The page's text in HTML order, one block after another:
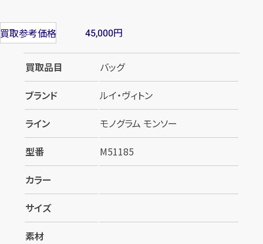
買取参考価格 45,000円
買取品目
バッグ
ブランド
ルイ・ヴィトン
ライン
モノグラム モンソー
型番
M51185
カラー
サイズ
素材